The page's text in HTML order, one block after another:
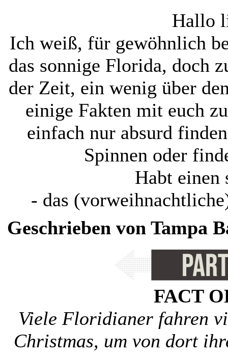
Hallo
Ich weiß, für gewöhnlich
das sonnige Florida, doch
der Zeit, ein wenig über
einige Fakten mit euch
einfach nur absurd
Spinnen oder
Habt einen
- das
Geschrieben von Tampa
FACT
Viele Floridianer fahren
Christmas, um von dort